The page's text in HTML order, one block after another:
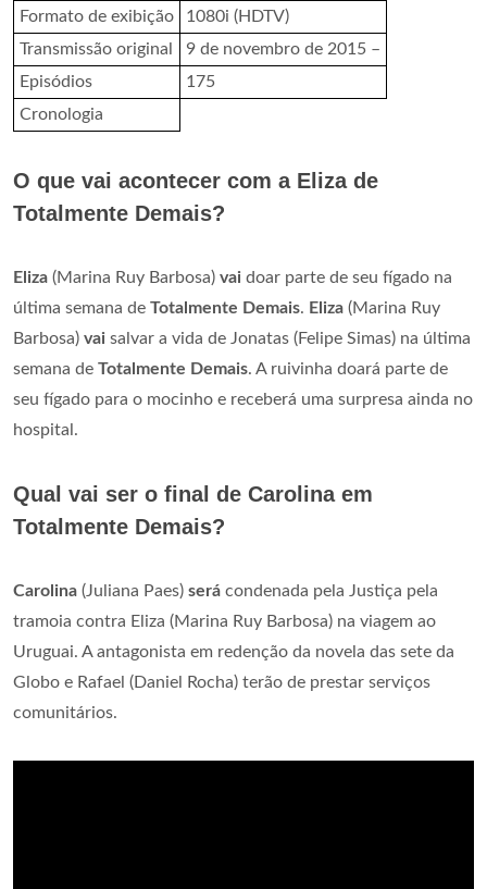
Formato de exibição
1080i (HDTV)
Transmissão original
9 de novembro de 2015 –
Episódios
175
Cronologia
O que vai acontecer com a Eliza de
Totalmente Demais?
Eliza (Marina Ruy Barbosa) vai doar parte de seu fígado na
última semana de Totalmente Demais. Eliza (Marina Ruy
Barbosa) vai salvar a vida de Jonatas (Felipe Simas) na última
semana de Totalmente Demais. A ruivinha doará parte de
seu fígado para o mocinho e receberá uma surpresa ainda no
hospital.
Qual vai ser o final de Carolina em
Totalmente Demais?
Carolina (Juliana Paes) será condenada pela Justiça pela
tramoia contra Eliza (Marina Ruy Barbosa) na viagem ao
Uruguai. A antagonista em redenção da novela das sete da
Globo e Rafael (Daniel Rocha) terão de prestar serviços
comunitários.